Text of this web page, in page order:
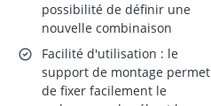
possibilité de définir une
nouvelle combinaison
Facilité d'utilisation : le
support de montage permet
de fixer facilement le